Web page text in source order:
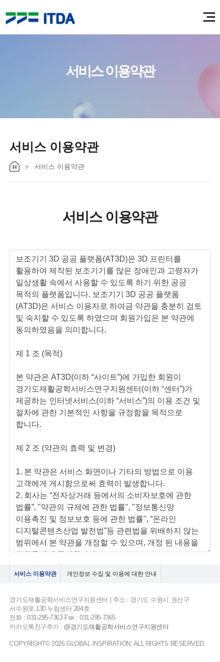
서비스 이용약관
서비스 이용약관
서비스 이용약관
서비스 이용약관
서비스 이용약관 개인정보 수집 및 이용에 대한 안내
경기도재활공학서비스연구지원센터 | 주소 : 경기도 수원시 권선구
서수원로 130 누림센터 204호
전화 : 031-295-7363 Fax : 031-295-7365
카카오톡친구추가 : @경기도재활공학서비스연구지원센터
COPYRIGHT© 2026 GLOBAL INSPIRATION. ALL RIGHTS RESERVED.